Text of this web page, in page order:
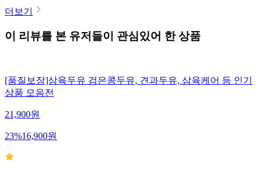
더보기
이 리뷰를 본 유저들이 관심있어 한 상품
[품질보장]삼육두유 검은콩두유, 견과두유, 삼육케어 등 인기
상품 모음전
21,900원
23%16,900원